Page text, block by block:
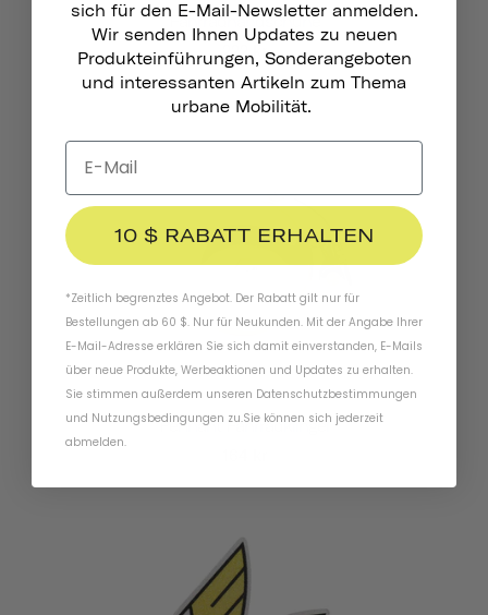
Fahrradhandschuhe
222 kr
Pennant Fahrradklingel
sich für den E-Mail-Newsletter anmelden.
Wir senden Ihnen Updates zu neuen
Produkteinführungen, Sonderangeboten
und interessanten Artikeln zum Thema
urbane Mobilität.
10 $ RABATT ERHALTEN
*Zeitlich begrenztes Angebot. Der Rabatt gilt nur für
Bestellungen ab 60 $. Nur für Neukunden. Mit der Angabe Ihrer
E-Mail-Adresse erklären Sie sich damit einverstanden, E-Mails
über neue Produkte, Werbeaktionen und Updates zu erhalten.
Sie stimmen außerdem unseren Datenschutzbestimmungen
und Nutzungsbedingungen zu.Sie können sich jederzeit
abmelden.